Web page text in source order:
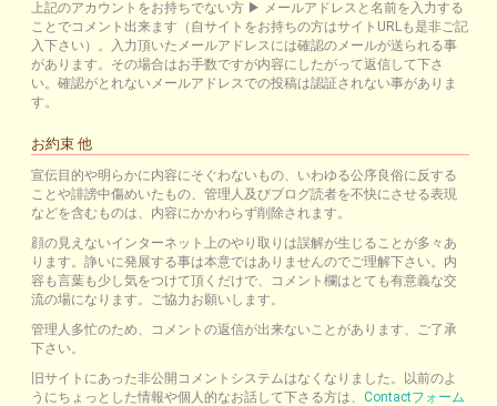
上記のアカウントをお持ちでない方 ▶ メールアドレスと名前を入力する
ことでコメント出来ます（自サイトをお持ちの方はサイトURLも是非ご記
入下さい）。入力頂いたメールアドレスには確認のメールが送られる事
があります。その場合はお手数ですが内容にしたがって返信して下さ
い。確認がとれないメールアドレスでの投稿は認証されない事がありま
す。
お約束 他
宣伝目的や明らかに内容にそぐわないもの、いわゆる公序良俗に反する
ことや誹謗中傷めいたもの、管理人及びブログ読者を不快にさせる表現
などを含むものは、内容にかかわらず削除されます。
顔の見えないインターネット上のやり取りは誤解が生じることが多々あ
ります。諍いに発展する事は本意ではありませんのでご理解下さい。内
容も言葉も少し気をつけて頂くだけで、コメント欄はとても有意義な交
流の場になります。ご協力お願いします。
管理人多忙のため、コメントの返信が出来ないことがあります、ご了承
下さい。
旧サイトにあった非公開コメントシステムはなくなりました。以前のよ
うにちょっとした情報や個人的なお話して下さる方は、 Contactフォーム